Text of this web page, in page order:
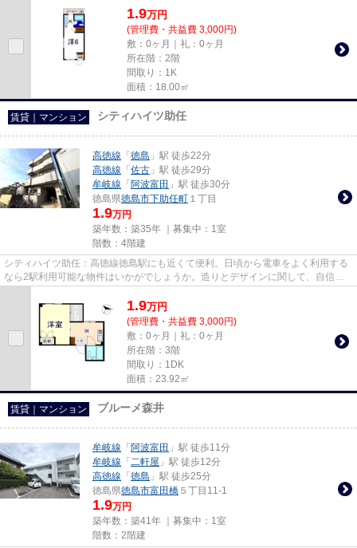
1.9万円
(管理費・共益費 3,000円)
敷：0ヶ月｜礼：0ヶ月
所在階：2階
間取り：1K
面積：18.00㎡
賃貸｜マンション シティハイツ助任
高徳線 「 徳島 」駅 徒歩22分
高徳線 「 佐古 」駅 徒歩29分
牟岐線 「 阿波富田 」駅 徒歩30分
徳島県徳島市下助任町 １丁目
1.9万円
築年数：築35年 ｜募集中： 1室
階数：4階建
シティハイツ助任：高徳線徳島駅にも近くて便利。日頃から電車をよく利用する
なら2駅利用可能な物件はいかがでしょうか。造りとデザインに関して、自信を
1.9万円
(管理費・共益費 3,000円)
敷：0ヶ月｜礼：0ヶ月
所在階：3階
間取り：1DK
面積：23.92㎡
賃貸｜マンション ブルーメ森井
牟岐線 「 阿波富田 」駅 徒歩11分
牟岐線 「 二軒屋 」駅 徒歩12分
高徳線 「 徳島 」駅 徒歩25分
徳島県徳島市富田橋 ５丁目11-1
1.9万円
築年数：築41年 ｜募集中： 1室
階数：2階建